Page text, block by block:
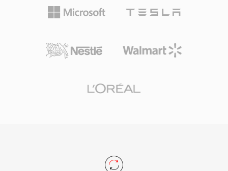
สำหรับเนื้อหาเสียงพูดที่บิตเรตต่ำมาก การผสาน
รวมอย่างลึกซึ้งกับ Windows, Windows Media
เปรียบด้านการเผยแพร่ตลอดทศวรรษ 2000 และ
การเข้ารหัสและถอดรหัสจัดการโดย Windows
MP3 หรือ AAC บนอุปกรณ์ที่ไม่ใช่ของ Microsoft